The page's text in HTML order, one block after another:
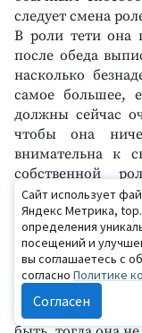
следует смена
В роли тети она
после обеда
насколько
самое большее,
должны сейчас
чтобы она
внимательна к
собственной
плакать.
чувства в
без мамы. Что
произошло? Это
ведь я не такая
смогу
больницы, я
Сайт использует
Яндекс Метрика,
определения
посещений и
вы соглашаетесь с
согласно Политике
Согласен